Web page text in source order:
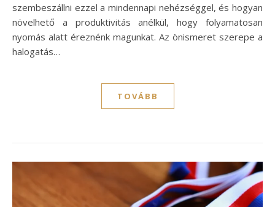
szembeszállni ezzel a mindennapi nehézséggel, és hogyan
növelhető a produktivitás anélkül, hogy folyamatosan
nyomás alatt éreznénk magunkat. Az önismeret szerepe a
halogatás…
TOVÁBB